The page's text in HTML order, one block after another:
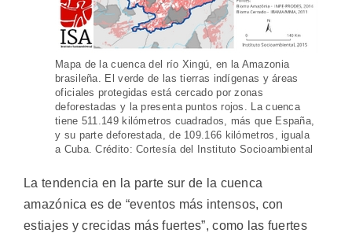
Mapa de la cuenca del río Xingú, en la Amazonia
brasileña. El verde de las tierras indígenas y áreas
oficiales protegidas está cercado por zonas
deforestadas y la presenta puntos rojos. La cuenca
tiene 511.149 kilómetros cuadrados, más que España,
y su parte deforestada, de 109.166 kilómetros, iguala
a Cuba. Crédito: Cortesía del Instituto Socioambiental
La tendencia en la parte sur de la cuenca
amazónica es de “eventos más intensos, con
estiajes y crecidas más fuertes”, como las fuertes